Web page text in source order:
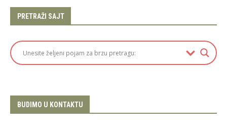
PRETRAŽI SAJT
BUDIMO U KONTAKTU